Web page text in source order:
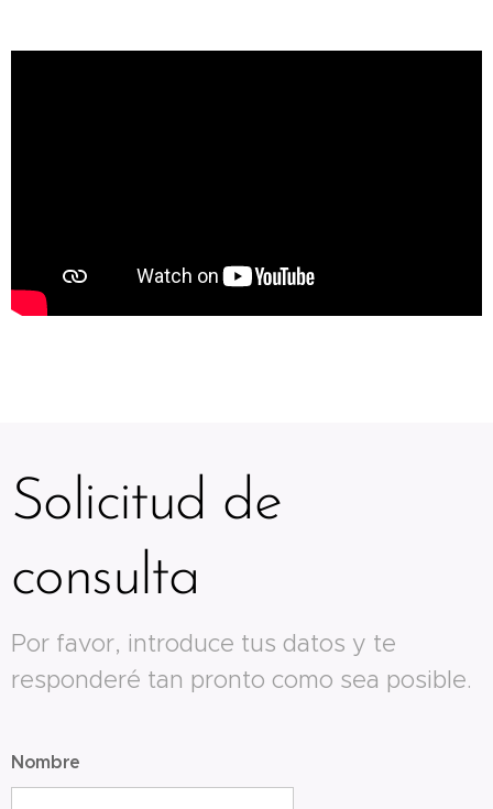
Solicitud de
consulta
Por favor, introduce tus datos y te
responderé tan pronto como sea posible.
Nombre